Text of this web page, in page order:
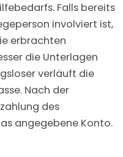
Falls bereits
involviert ist,
erbrachten
die Unterlagen
verläuft die
Nach der
des
angegebene Konto.